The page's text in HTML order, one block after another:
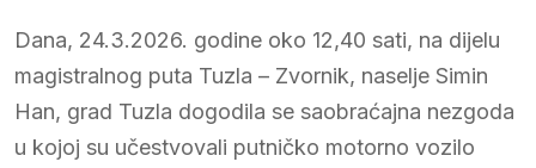
Dana, 24.3.2026. godine oko 12,40 sati, na dijelu
magistralnog puta Tuzla – Zvornik, naselje Simin
Han, grad Tuzla dogodila se saobraćajna nezgoda
u kojoj su učestvovali putničko motorno vozilo